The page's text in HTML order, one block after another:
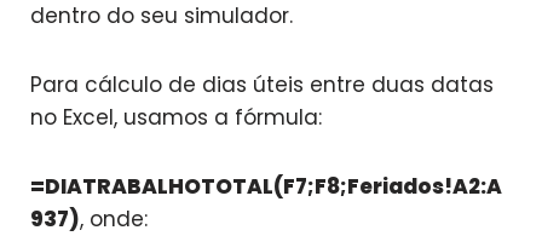
dentro do seu simulador.
Para cálculo de dias úteis entre duas datas
no Excel, usamos a fórmula:
=DIATRABALHOTOTAL(F7;F8;Feriados!A2:A
937), onde: